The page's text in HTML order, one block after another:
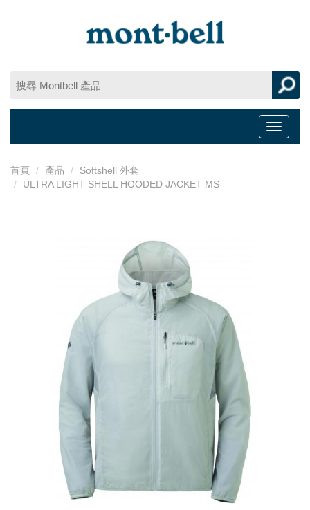
Toggle
首頁 產品
Softshell 外套
ULTRA LIGHT SHELL HOODED JACKET MS